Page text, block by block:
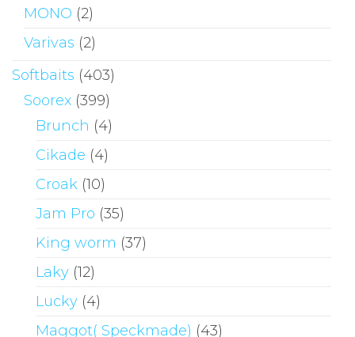
MONO (2)
Varivas (2)
Softbaits (403)
Soorex (399)
Brunch (4)
Cikade (4)
Croak (10)
Jam Pro (35)
King worm (37)
Laky (12)
Lucky (4)
Maggot( Speckmade) (43)